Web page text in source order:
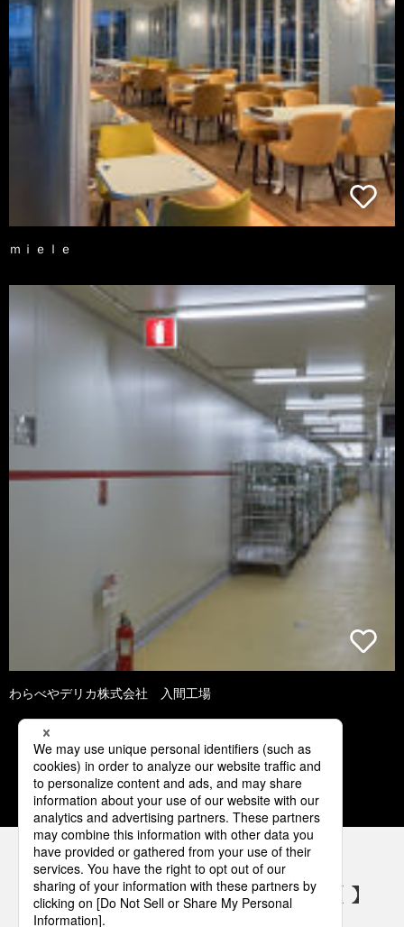
ｍｉｅｌｅ
わらべやデリカ株式会社 入間工場
1 2 3 4 5
パナソニックの電気設備 SNSアカウント